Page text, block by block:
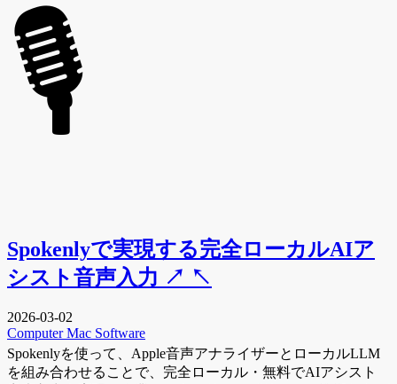
️🎙️
Spokenlyで実現する完全ローカルAIア
シスト音声入力 ↗ ↖
2026-03-02
ComputerMac Software
Spokenlyを使って、Apple音声アナライザーとローカルLLM
を組み合わせることで、完全ローカル・無料でAIアシスト